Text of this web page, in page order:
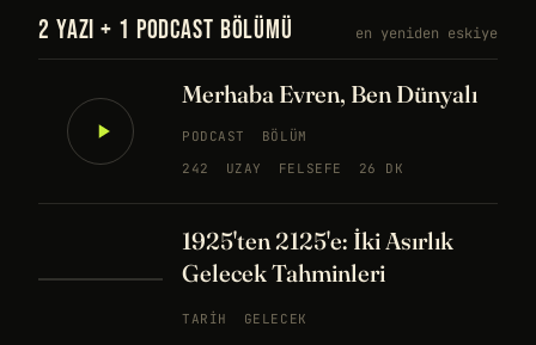
2 YAZI + 1 PODCAST BÖLÜMÜ en yeniden eskiye
Merhaba Evren, Ben Dünyalı
PODCAST
BÖLÜM
242
UZAY FELSEFE 26 DK
1925'ten 2125'e: İki Asırlık
Gelecek Tahminleri
TARIH GELECEK